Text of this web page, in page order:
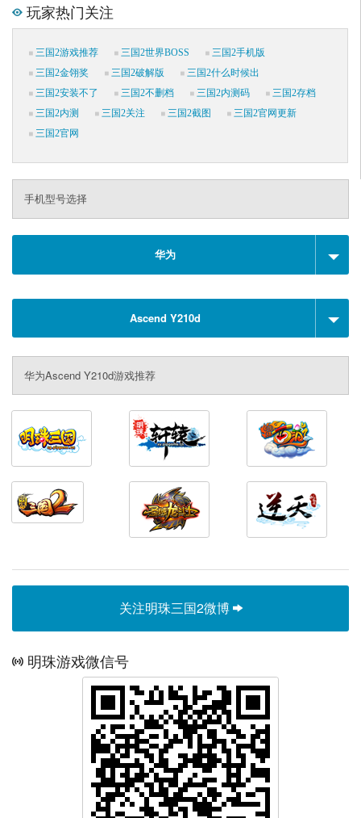
玩家热门关注
三国2游戏推荐 三国2世界BOSS
三国2手机版
三国2金翎奖
三国2破解版
三国2什么时候出
三国2安装不了
三国2不删档 三国2内测码
三国2存档
三国2内测
三国2关注 三国2截图
三国2官网更新
三国2官网
手机型号选择
华为
Ascend Y210d
华为Ascend Y210d游戏推荐
关注明珠三国2微博
明珠游戏微信号